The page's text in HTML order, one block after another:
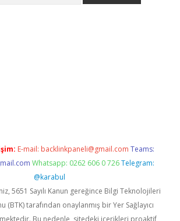
E-mail: backlinkpaneli@gmail.com Teams:
Whatsapp: 0262 606 0 726 Telegram:
@karabul
5651 Sayılı Kanun gereğince Bilgi Teknolojileri
(BTK) tarafından onaylanmış bir Yer Sağlayıcı
Bu nedenle, sitedeki içerikleri proaktif